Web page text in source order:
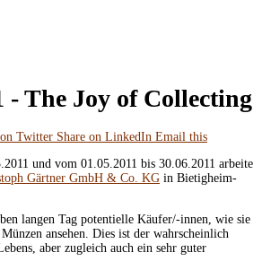
-The Joy of Collecting
Twitter Share on LinkedIn Email this
und vom 01.05.2011 bis 30.06.2011 arbeite
Gärtner GmbH & Co. KG in Bietigheim-
langen Tag potentielle Käufer/-innen, wie sie
ansehen. Dies ist der wahrscheinlich
aber zugleich auch ein sehr guter